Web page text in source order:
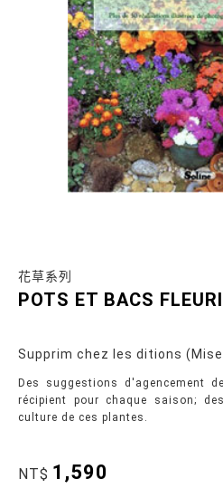
花草系列
POTS ET BACS
Supprim chez les ditions
Des suggestions d'agencement
récipient pour chaque saison;
culture de ces plantes.
NT$ 1,590